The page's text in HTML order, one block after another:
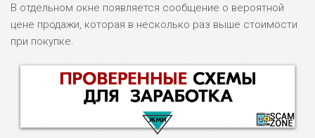
В отдельном окне появляется сообщение о вероятной
цене продажи, которая в несколько раз выше стоимости
при покупке.